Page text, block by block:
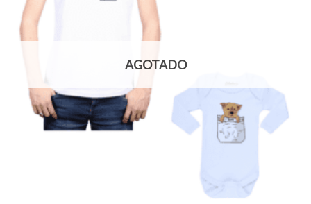
AGOTADO